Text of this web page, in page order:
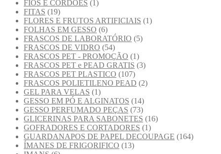
FIOS E CORDOES (1)
FITAS (19)
FLORES E FRUTOS ARTIFICIAIS (1)
FOLHAS EM GESSO (6)
FRASCOS DE LABORATÓRIO (5)
FRASCOS DE VIDRO (54)
FRASCOS PET - PROMOÇÃO (1)
FRASCOS PET e PEAD GRATIS (3)
FRASCOS PET PLASTICO (107)
FRASCOS POLIETILENO PEAD (2)
GEL PARA VELAS (1)
GESSO EM PÓ E ALGINATOS (14)
GESSO PERFUMADO PEÇAS (73)
GLICERINAS PARA SABONETES (16)
GOFRADORES E CORTADORES (1)
GUARDANAPOS DE PAPEL DECOUPAGE (164)
ÍMANES DE FRIGORIFICO (13)